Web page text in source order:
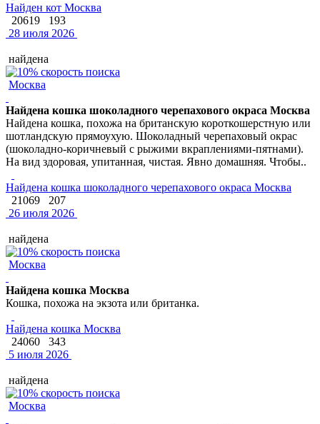
Найден кот Москва
20619
193
28 июля 2026
найдена
Москва
Найдена кошка шоколадного черепахового окраса Москва
Найдена кошка, похожа на британскую короткошерстную или
шотландскую прямоухую. Шоколадный черепаховый окрас
(шоколадно-коричневый с рыжими вкраплениями-пятнами).
На вид здоровая, упитанная, чистая. Явно домашняя. Чтобы..
Найдена кошка шоколадного черепахового окраса Москва
21069
207
26 июля 2026
найдена
Москва
Найдена кошка Москва
Кошка, похожа на экзота или британка.
Найдена кошка Москва
24060
343
5 июля 2026
найдена
Москва